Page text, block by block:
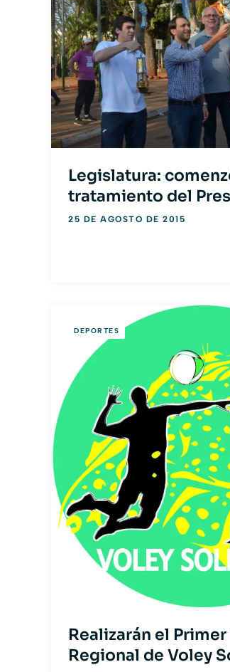
Legislatura:
tratamiento del
25 DE AGOSTO DE 2015
DEPORTES
Realizarán el
Regional de Voley